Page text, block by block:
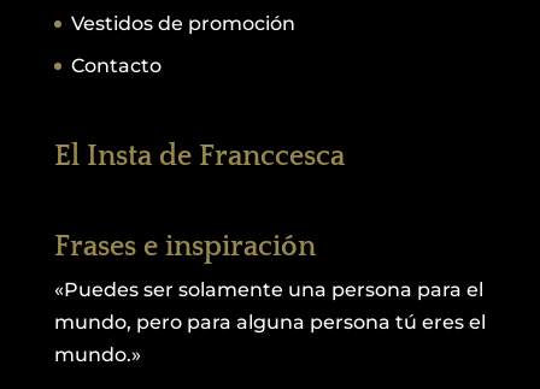
Vestidos de promoción
Contacto
El Insta de Franccesca
Frases e inspiración
«Puedes ser solamente una persona para el
mundo, pero para alguna persona tú eres el
mundo.»